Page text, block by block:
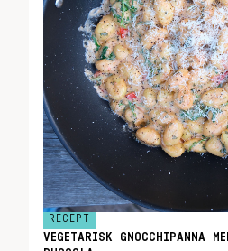
RECEPT
VEGETARISK GNOCCHIPANNA